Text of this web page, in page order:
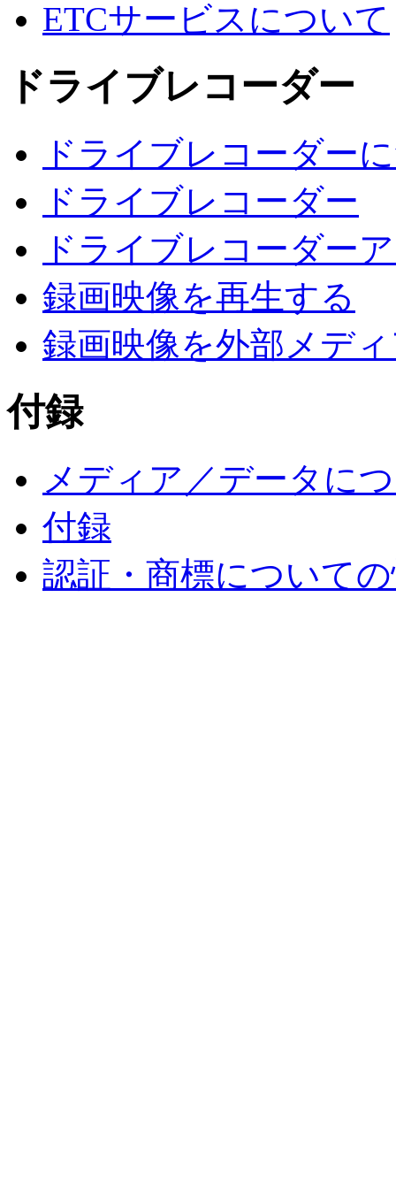
ETCサービスについて
ドライブレコーダー
ドライブレコーダー
ドライブレコーダー
ドライブレコーダー
録画映像を再生する
録画映像を外部メデ
付録
メディア／データに
付録
認証・商標について